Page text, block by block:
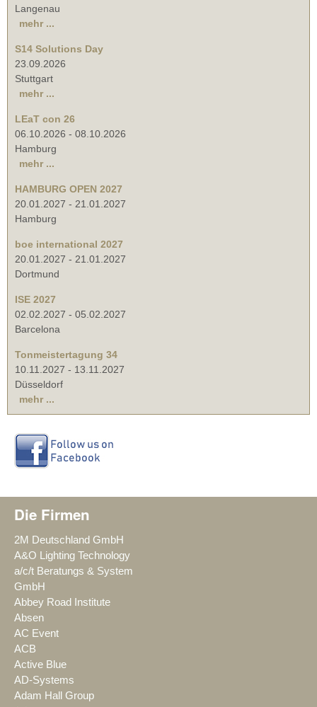
Langenau
mehr ...
S14 Solutions Day
23.09.2026
Stuttgart
mehr ...
LEaT con 26
06.10.2026 - 08.10.2026
Hamburg
mehr ...
HAMBURG OPEN 2027
20.01.2027 - 21.01.2027
Hamburg
boe international 2027
20.01.2027 - 21.01.2027
Dortmund
ISE 2027
02.02.2027 - 05.02.2027
Barcelona
Tonmeistertagung 34
10.11.2027 - 13.11.2027
Düsseldorf
mehr ...
Die Firmen
2M Deutschland GmbH
A&O Lighting Technology
a/c/t Beratungs & System
GmbH
Abbey Road Institute
Absen
AC Event
ACB
Active Blue
AD-Systems
Adam Hall Group